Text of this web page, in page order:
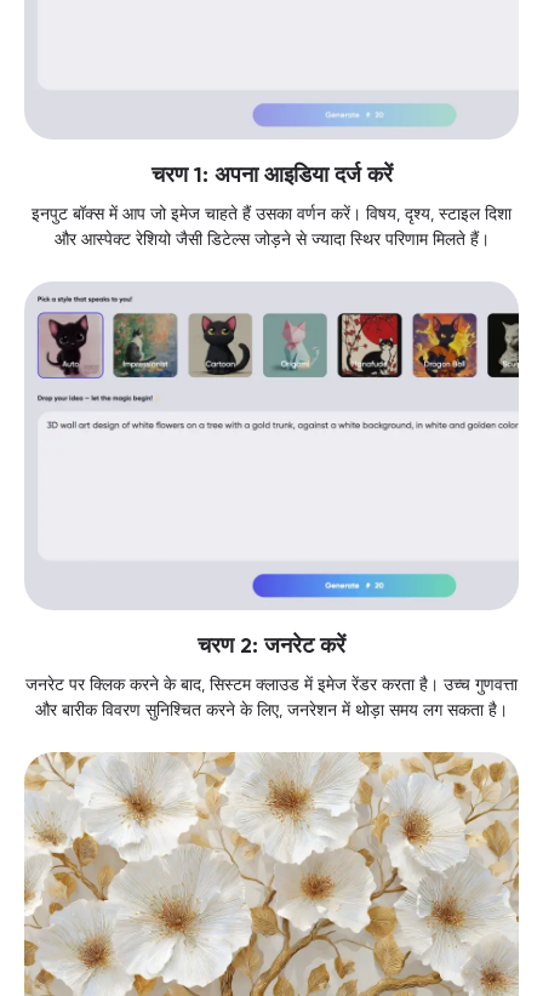
चरण 1: अपना आइडिया दर्ज करें
इनपुट बॉक्स में आप जो इमेज चाहते हैं उसका वर्णन करें। विषय, दृश्य, स्टाइल दिशा
और आस्पेक्ट रेशियो जैसी डिटेल्स जोड़ने से ज्यादा स्थिर परिणाम मिलते हैं।
चरण 2: जनरेट करें
जनरेट पर क्लिक करने के बाद, सिस्टम क्लाउड में इमेज रेंडर करता है। उच्च गुणवत्ता
और बारीक विवरण सुनिश्चित करने के लिए, जनरेशन में थोड़ा समय लग सकता है।